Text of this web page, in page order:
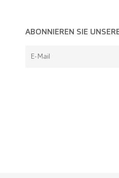
ABONNIEREN SIE
E-Mail